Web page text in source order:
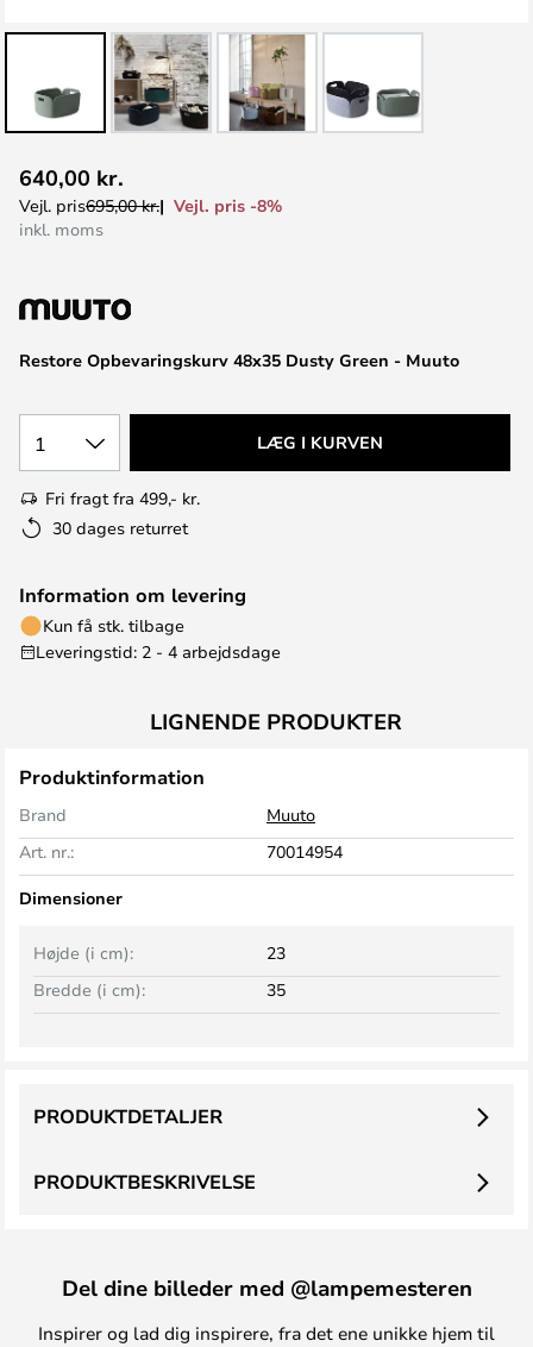
til
starten
Restore Opbevaringskurv 48x35 Dusty Green - Muuto
640,00 kr.
Vejl. pris695,00 kr.
Vejl. pris -8%
inkl. moms
1 LÆG I KURVEN
Fri fragt fra 499,- kr.
30 dages returret
Information om levering
Kun få stk. tilbage
Leveringstid: 2 - 4 arbejdsdage
LIGNENDE PRODUKTER
Produktinformation
Brand
Muuto
Art. nr.:
70014954
Dimensioner
Bredde (i cm): 35
Højde (i cm): 23
PRODUKTBESKRIVELSE
PRODUKTDETALJER
Del dine billeder med @lampemesteren
Inspirer og lad dig inspirere, fra det ene unikke hjem til